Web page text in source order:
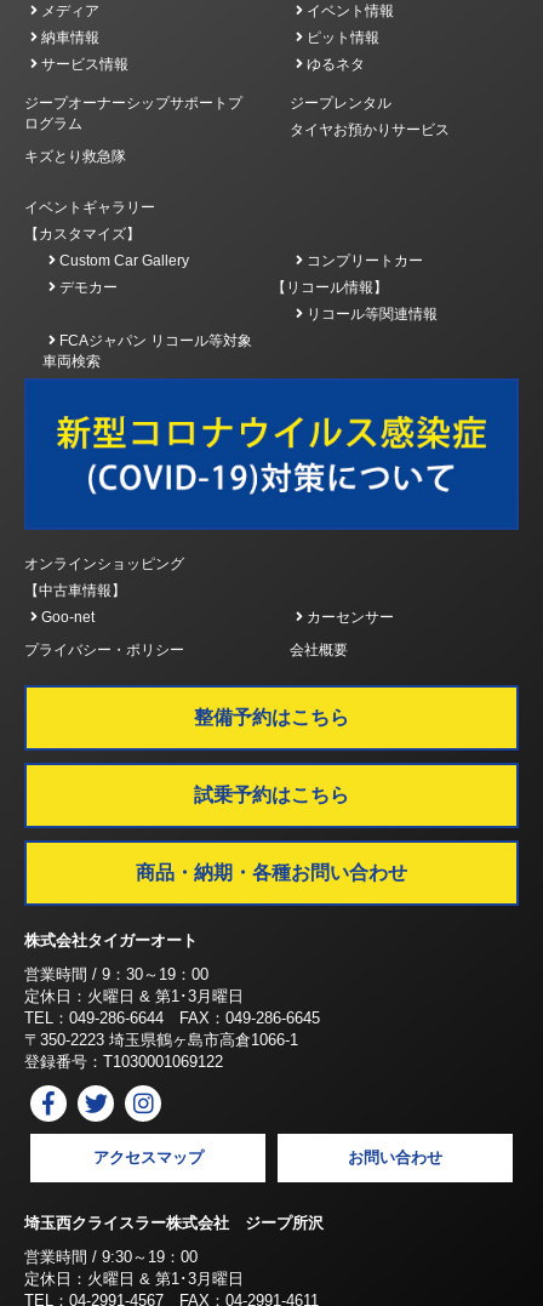
メディア
イベント情報
納車情報
ピット情報
サービス情報
ゆるネタ
ジープオーナーシップサポートプ
ログラム
ジープレンタル
タイヤお預かりサービス
キズとり救急隊
イベントギャラリー
【カスタマイズ】
Custom Car Gallery
コンプリートカー
デモカー
【リコール情報】
リコール等関連情報
FCAジャパン リコール等対象
車両検索
オンラインショッピング
【中古車情報】
Goo-net
カーセンサー
プライバシー・ポリシー
会社概要
整備予約はこちら
試乗予約はこちら
商品・納期・各種お問い合わせ
株式会社タイガーオート
営業時間 / 9：30～19：00
定休日：火曜日 & 第1･3月曜日
TEL：049-286-6644 FAX：049-286-6645
〒350-2223 埼玉県鶴ヶ島市高倉1066-1
登録番号：T1030001069122
アクセスマップ お問い合わせ
埼玉西クライスラー株式会社 ジープ所沢
営業時間 / 9:30～19：00
定休日：火曜日 & 第1･3月曜日
TEL：04-2991-4567 FAX：04-2991-4611